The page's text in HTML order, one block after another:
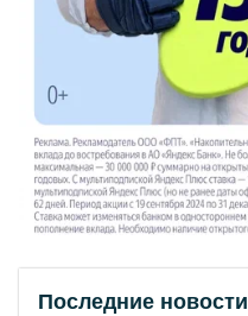
Последние новости